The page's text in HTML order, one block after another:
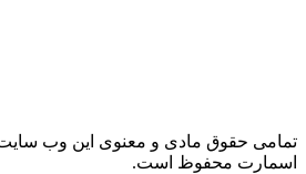
تمامی حقوق مادی و معنوی این وب سایت
اسمارت محفوظ است.